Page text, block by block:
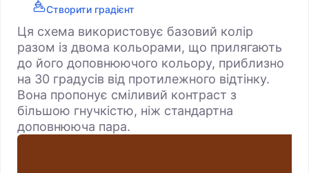
Створити градієнт
Ця схема використовує базовий колір
разом із двома кольорами, що прилягають
до його доповнюючого кольору, приблизно
на 30 градусів від протилежного відтінку.
Вона пропонує сміливий контраст з
більшою гнучкістю, ніж стандартна
доповнююча пара.